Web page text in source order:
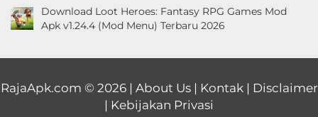
Download Loot Heroes: Fantasy RPG Games Mod
Apk v1.24.4 (Mod Menu) Terbaru 2026
RajaApk.com © 2026 | About Us| Kontak| Disclaimer
| Kebijakan Privasi